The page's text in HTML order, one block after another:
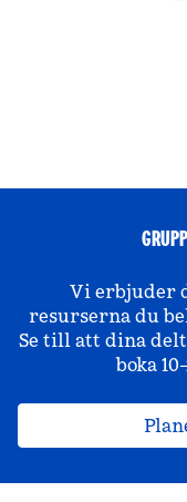
Vi erbjuder
resurserna du
Se till att dina
boka